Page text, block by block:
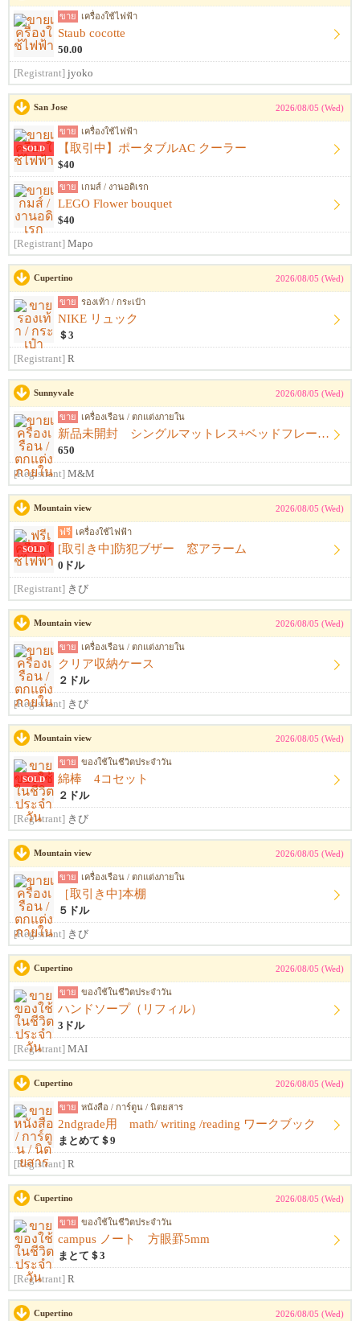
ขาย เครื่องใช้ไฟฟ้า
Staub cocotte
50.00
[Registrant] jyoko
San Jose 2026/08/05 (Wed)
SOLD
ขาย เครื่องใช้ไฟฟ้า
【取引中】ポータブルAC クーラー
$40
ขาย เกมส์ / งานอดิเรก
LEGO Flower bouquet
$40
[Registrant] Mapo
Cupertino 2026/08/05 (Wed)
ขาย รองเท้า / กระเป๋า
NIKE リュック
＄3
[Registrant] R
Sunnyvale 2026/08/05 (Wed)
ขาย เครื่องเรือน / ตกแต่งภายใน
新品未開封 シングルマットレス+ベッドフレーム+シーツ
650
[Registrant] M&M
Mountain view 2026/08/05 (Wed)
SOLD
ฟรี เครื่องใช้ไฟฟ้า
[取引き中]防犯ブザー 窓アラーム
0ドル
[Registrant] きび
Mountain view 2026/08/05 (Wed)
ขาย เครื่องเรือน / ตกแต่งภายใน
クリア収納ケース
２ドル
[Registrant] きび
Mountain view 2026/08/05 (Wed)
SOLD
ขาย ของใช้ในชีวิตประจำวัน
綿棒 4コセット
２ドル
[Registrant] きび
Mountain view 2026/08/05 (Wed)
ขาย เครื่องเรือน / ตกแต่งภายใน
［取引き中]本棚
５ドル
[Registrant] きび
Cupertino 2026/08/05 (Wed)
ขาย ของใช้ในชีวิตประจำวัน
ハンドソープ（リフィル）
3ドル
[Registrant] MAI
Cupertino 2026/08/05 (Wed)
ขาย หนังสือ / การ์ตูน / นิตยสาร
2ndgrade用 math/ writing /reading ワークブック
まとめて＄9
[Registrant] R
Cupertino 2026/08/05 (Wed)
ขาย ของใช้ในชีวิตประจำวัน
campus ノート 方眼罫5mm
まとて＄3
[Registrant] R
Cupertino 2026/08/05 (Wed)